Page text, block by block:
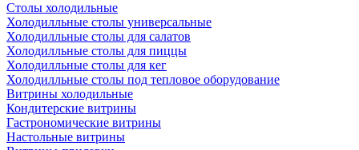
Столы холодильные
Холодилльные столы универсальные
Холодилльные столы для салатов
Холодилльные столы для пиццы
Холодилльные столы для кег
Холодилльные столы под тепловое оборудование
Витрины холодильные
Кондитерские витрины
Гастрономические витрины
Настольные витрины